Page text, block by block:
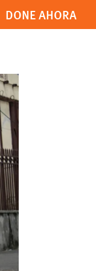
DONE AHORA